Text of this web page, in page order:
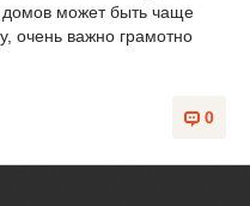
домов может быть чаще
очень важно грамотно
0